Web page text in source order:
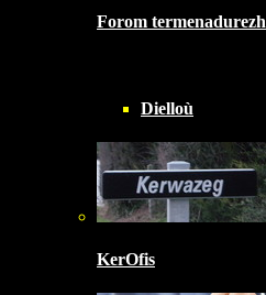
Forom termenadurezh
Dielloù
KerOfis